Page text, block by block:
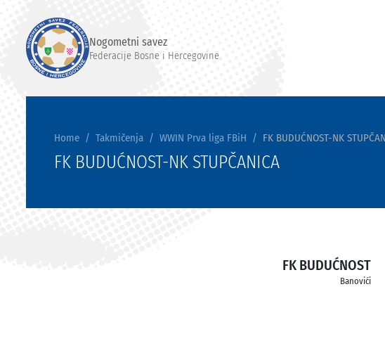
Nogometni savez
Federacije Bosne i Hercegovine
Home Takmičenja WWIN Prva liga FBiH FK BUDUĆNOST-NK
FK BUDUĆNOST-NK STUPČANICA
FK BUDUĆNOST
Banovići